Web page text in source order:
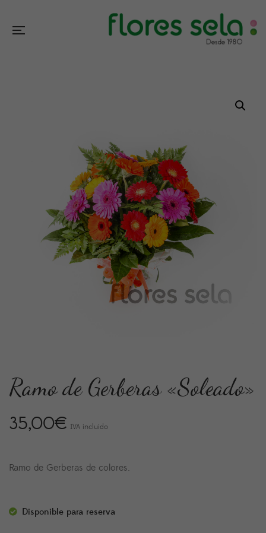
Ramo de Gerberas «Soleado»
35,00€ IVA incluido
Ramo de Gerberas de colores.
Disponible para reserva